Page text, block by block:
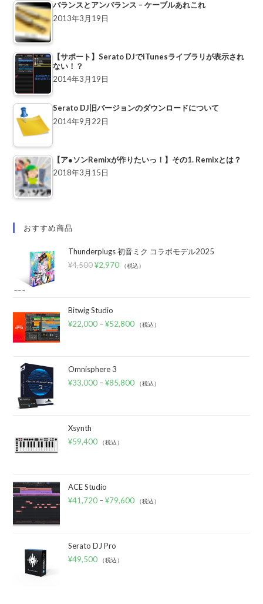
バランスとアンバランス – ケーブルあれこれ
2013年3月19日
【サポート】Serato DJでiTunesライブラリが表示され
ない！？
2014年3月19日
Serato DJ旧バージョンのダウンロードについて
2014年9月22日
【ア●ソンRemixが作りたいっ！】その1. Remixとは？
2018年3月15日
おすすめ商品
Thunderplugs 初音ミク コラボモデル2025
¥4,500 ¥2,970 （税込）
Bitwig Studio
¥22,000 –¥52,800 （税込）
Omnisphere 3
¥33,000 –¥85,800 （税込）
Xsynth
¥59,400 （税込）
ACE Studio
¥41,720 –¥79,600 （税込）
Serato DJ Pro
¥49,500 （税込）